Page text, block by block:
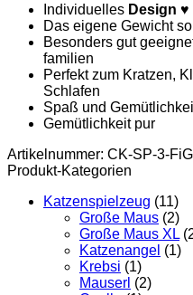
Individuelles Design ♥
Das eigene Gewicht
Besonders gut
familien
Perfekt zum Kratzen,
Schlafen
Spaß und
Gemütlichkeit pur
Artikelnummer: CK-SP-3-
Produkt-Kategorien
Katzenspielzeug (11)
Große Maus (2)
Große Maus XL
Katzenangel (1)
Krebsi (1)
Mauserl (2)